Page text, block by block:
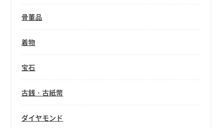
骨董品
着物
宝石
古銭・古紙幣
ダイヤモンド